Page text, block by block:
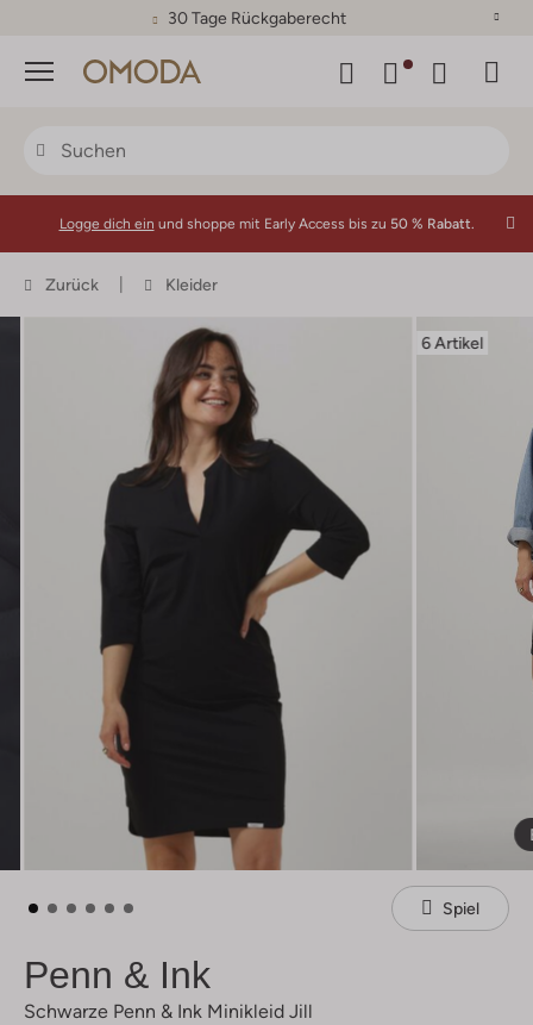
30 Tage Rückgaberecht
Menü
Logge dich ein und shoppe mit Early Access bis zu 50 % Rabatt.
Zurück Kleider
6 Artikel
Spiel
Penn & Ink
Schwarze Penn & Ink Minikleid Jill